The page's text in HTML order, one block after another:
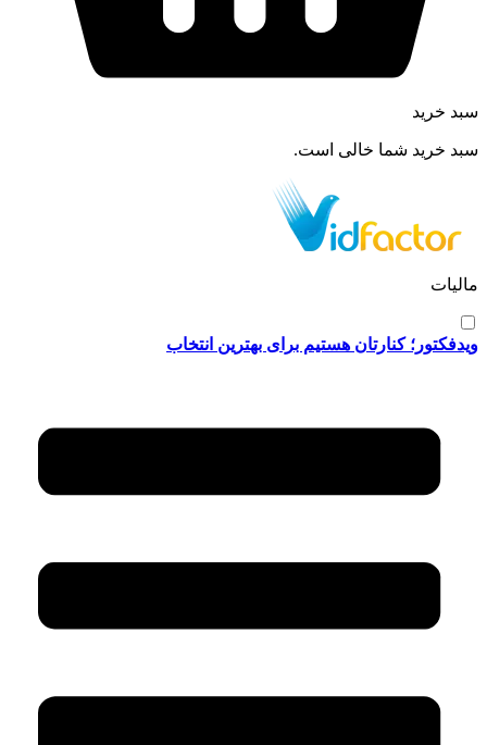
سبد خرید
سبد خرید شما خالی است.
مالیات
ویدفکتور؛ کنارتان هستیم برای بهترین انتخاب